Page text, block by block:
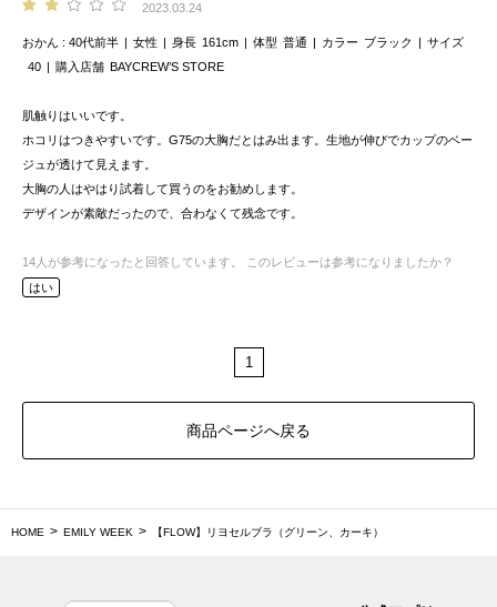
2023.03.24
おかん 40代前半 女性 身長 161cm 体型 普通 カラー ブラック
サイズ
40
購入店舗 BAYCREW’S STORE
肌触りはいいです。
ホコリはつきやすいです。G75の大胸だとはみ出ます。生地が伸びでカップのベー
ジュが透けて見えます。
大胸の人はやはり試着して買うのをお勧めします。
デザインが素敵だったので、合わなくて残念です。
14 人が参考になったと回答しています。
このレビューは参考になりましたか？
はい
1
商品ページへ戻る
HOME EMILY WEEK 【FLOW】リヨセルブラ（グリーン、カーキ）